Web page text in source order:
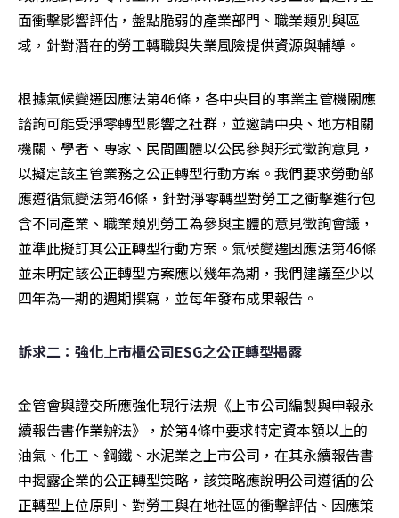
面衝擊影響評估，盤點脆弱的產業部門、職業類別與區
域，針對潛在的勞工轉職與失業風險提供資源與輔導。
根據氣候變遷因應法第46條，各中央目的事業主管機關應
諮詢可能受淨零轉型影響之社群，並邀請中央、地方相關
機關、學者、專家、民間團體以公民參與形式徵詢意見，
以擬定該主管業務之公正轉型行動方案。我們要求勞動部
應遵循氣變法第46條，針對淨零轉型對勞工之衝擊進行包
含不同產業、職業類別勞工為參與主體的意見徵詢會議，
並準此擬訂其公正轉型行動方案。氣候變遷因應法第46條
並未明定該公正轉型方案應以幾年為期，我們建議至少以
四年為一期的週期撰寫，並每年發布成果報告。
訴求二：強化上市櫃公司ESG之公正轉型揭露
金管會與證交所應強化現行法規《上市公司編製與申報永
續報告書作業辦法》，於第4條中要求特定資本額以上的
油氣、化工、鋼鐵、水泥業之上市公司，在其永續報告書
中揭露企業的公正轉型策略，該策略應說明公司遵循的公
正轉型上位原則、對勞工與在地社區的衝擊評估、因應策